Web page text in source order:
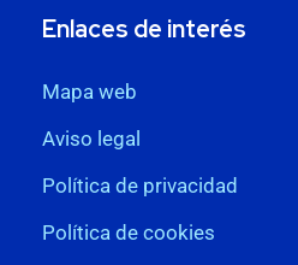
Enlaces de interés
Mapa web
Aviso legal
Política de privacidad
Política de cookies